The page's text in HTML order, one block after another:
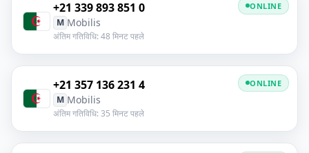
+21 339 893 851 0
M Mobilis
अंतिम गतिविधि: 48 मिनट पहले
ONLINE
+21 357 136 231 4
M Mobilis
अंतिम गतिविधि: 35 मिनट पहले
ONLINE